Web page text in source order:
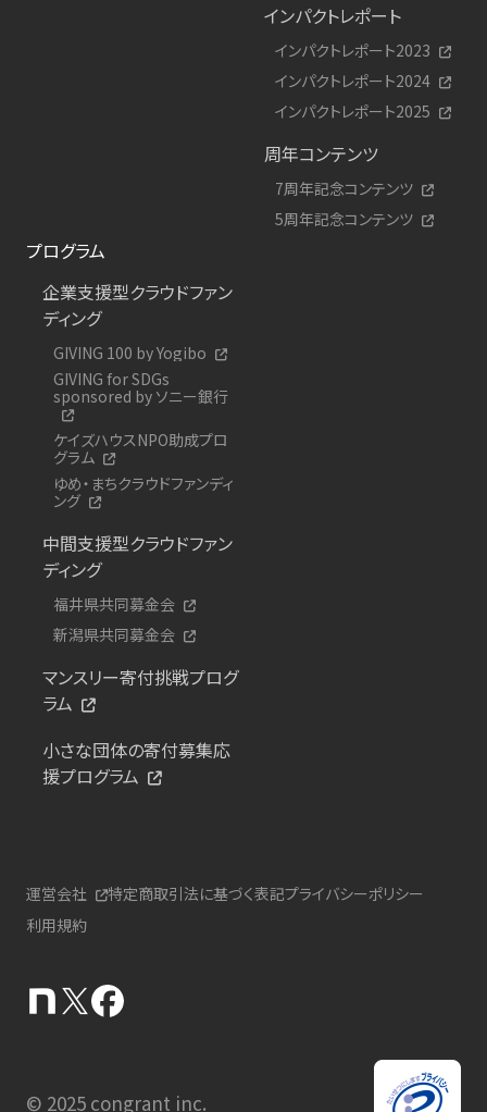
インパクトレポート
インパクトレポート2023
インパクトレポート2024
インパクトレポート2025
周年コンテンツ
7周年記念コンテンツ
5周年記念コンテンツ
プログラム
企業支援型クラウドファン
ディング
GIVING 100 by Yogibo
GIVING for SDGs
sponsored by ソニー銀行
ケイズハウスNPO助成プロ
グラム
ゆめ・まちクラウドファンディ
ング
中間支援型クラウドファン
ディング
福井県共同募金会
新潟県共同募金会
マンスリー寄付挑戦プログ
ラム
小さな団体の寄付募集応
援プログラム
運営会社 特定商取引法に基づく表記プライバシーポリシー
利用規約
© 2025 congrant inc.